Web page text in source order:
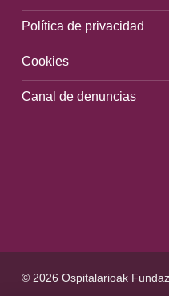
Política de privacidad
Cookies
Canal de denuncias
© 2026 Ospitalarioak